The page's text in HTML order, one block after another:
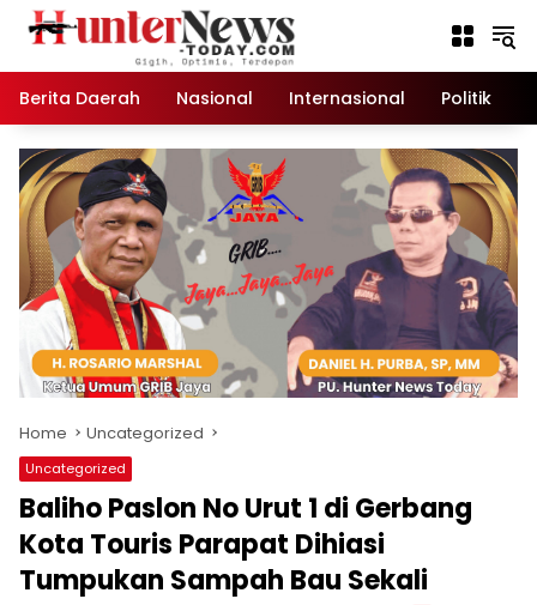
Berita Daerah
Nasional Internasional Politik
Home Uncategorized
Uncategorized
Baliho Paslon No Urut 1 di Gerbang
Kota Touris Parapat Dihiasi
Tumpukan Sampah Bau Sekali